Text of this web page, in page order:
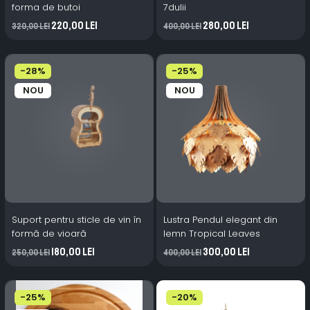
forma de butoi
320,00 Lei220,00 Lei
7dulii
400,00 Lei280,00 Lei
-28%
NOU
Suport pentru sticle de vin în
formă de vioară
250,00 Lei180,00 Lei
-25%
NOU
Lustra Pendul elegant din
lemn Tropical Leaves
400,00 Lei300,00 Lei
-25%
-20%